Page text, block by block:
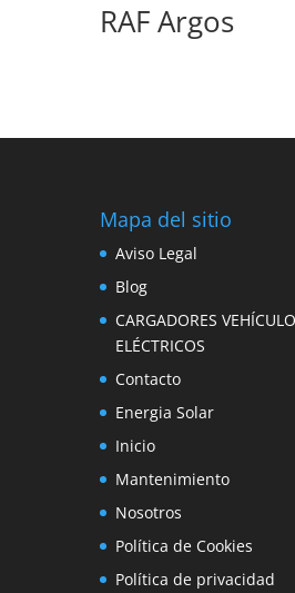
RAF Argos
Mapa del sitio
Aviso Legal
Blog
CARGADORES
ELÉCTRICOS
Contacto
Energia Solar
Inicio
Mantenimiento
Nosotros
Política de Cookies
Política de privacidad